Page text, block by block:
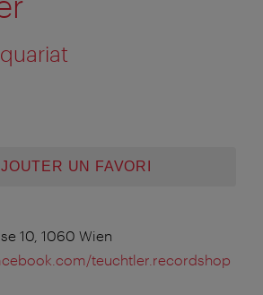
UN FAVORI
10, 1060 Wien
teuchtler.recordshop